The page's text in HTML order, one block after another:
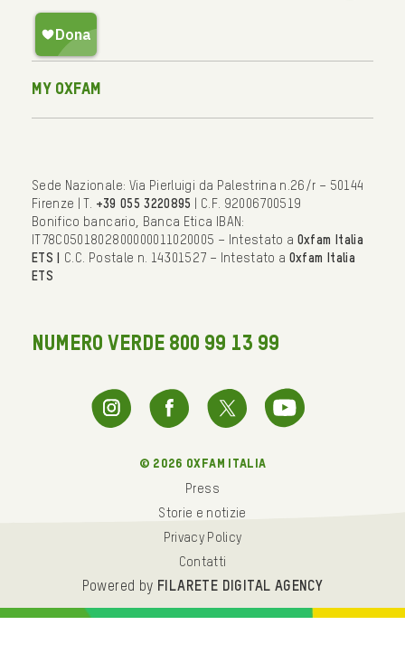
My Oxfam
Sede Nazionale: Via Pierluigi da Palestrina n.26/r – 50144
Firenze | T. +39 055 3220895
| C.F. 92006700519
Bonifico bancario, Banca Etica IBAN:
IT78C0501802800000011020005 – Intestato a Oxfam Italia
ETS | C.C. Postale n. 14301527 – Intestato a Oxfam Italia
ETS
NUMERO VERDE 800 99 13 99
© 2026 oxfam italia
Press
Storie e notizie
Privacy Policy
Contatti
Powered by FILARETE DIGITAL AGENCY